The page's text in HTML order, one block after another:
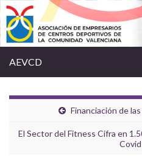
AEVCD
Financiación de
El Sector del Fitness Cifra en
Covid